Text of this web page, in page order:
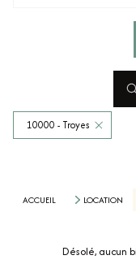
10000 - Troyes
ACCUEIL LOCATION
Désolé, aucun